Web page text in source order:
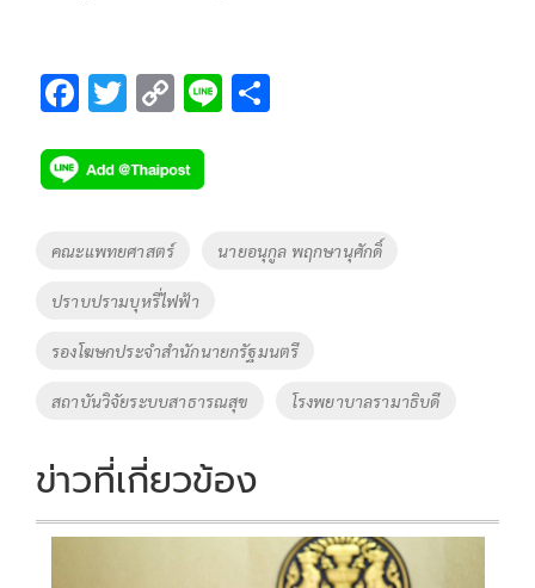
F
e
b
o
o
k
T
tt
er
C
p
y
Li
n
k
Li
Tags
คณะแพทยศาสตร์ นายอนุกูล พฤกษานุศักดิ์
ปราบปรามบุหรี่ไฟฟ้า
รองโฆษกประจำสำนักนายกรัฐมนตรี
สถาบันวิจัยระบบสาธารณสุข โรงพยาบาลรามาธิบดี
ข่าวที่เกี่ยวข้อง